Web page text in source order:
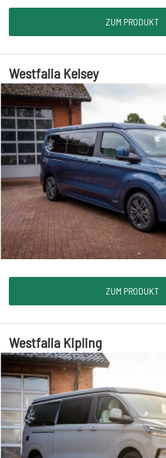
ZUM PRODUKT
Westfalia Kelsey
ZUM PRODUKT
Westfalia Kipling